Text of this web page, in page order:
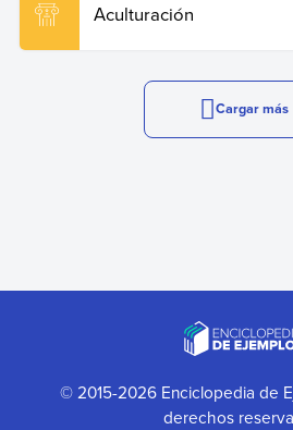
Aculturación
Cargar más
© 2015-2026 Enciclopedia de
derechos